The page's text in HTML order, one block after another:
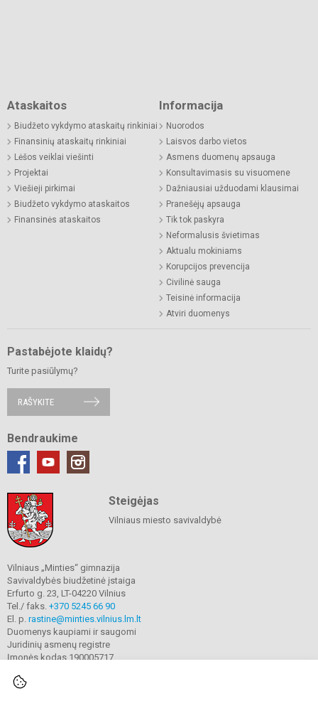
Ataskaitos
Biudžeto vykdymo ataskaitų rinkiniai
Finansinių ataskaitų rinkiniai
Lėšos veiklai viešinti
Projektai
Viešieji pirkimai
Biudžeto vykdymo ataskaitos
Finansinės ataskaitos
Informacija
Nuorodos
Laisvos darbo vietos
Asmens duomenų apsauga
Konsultavimasis su visuomene
Dažniausiai užduodami klausimai
Pranešėjų apsauga
Tik tok paskyra
Neformalusis švietimas
Aktualu mokiniams
Korupcijos prevencija
Civilinė sauga
Teisinė informacija
Atviri duomenys
Pastabėjote klaidų?
Turite pasiūlymų?
RAŠYKITE
Bendraukime
Steigėjas
Vilniaus miesto savivaldybė
Vilniaus „Minties“ gimnazija
Savivaldybės biudžetinė įstaiga
Erfurto g. 23, LT-04220 Vilnius
Tel./ faks. +370 5245 66 90
El. p. rastine@minties.vilnius.lm.lt
Duomenys kaupiami ir saugomi
Juridinių asmenų registre
Įmonės kodas 190005717